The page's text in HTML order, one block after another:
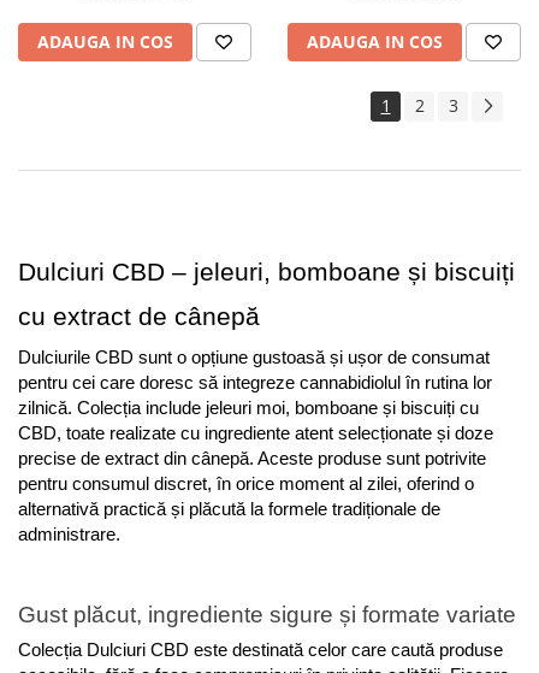
ADAUGA IN COS ADAUGA IN COS
1 2 3
Dulciuri CBD – jeleuri, bomboane și biscuiți
cu extract de cânepă
Dulciurile CBD sunt o opțiune gustoasă și ușor de consumat
pentru cei care doresc să integreze cannabidiolul în rutina lor
zilnică. Colecția include jeleuri moi, bomboane și biscuiți cu
CBD, toate realizate cu ingrediente atent selecționate și doze
precise de extract din cânepă. Aceste produse sunt potrivite
pentru consumul discret, în orice moment al zilei, oferind o
alternativă practică și plăcută la formele tradiționale de
administrare.
Gust plăcut, ingrediente sigure și formate variate
Colecția Dulciuri CBD este destinată celor care caută produse